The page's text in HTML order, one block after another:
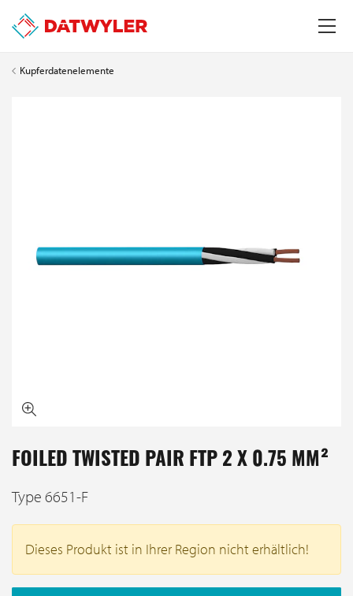
Kupferdatenelemente
FOILED TWISTED PAIR FTP 2 X 0.75 MM²
Type 6651-F
Dieses Produkt ist in Ihrer Region nicht erhältlich!